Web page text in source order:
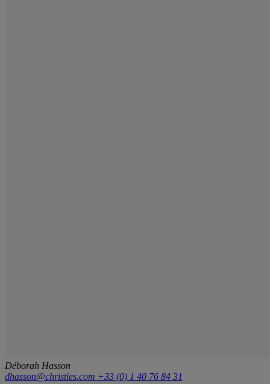
Déborah Hasson
dhasson@christies.com +33 (0) 1 40 76 84 31